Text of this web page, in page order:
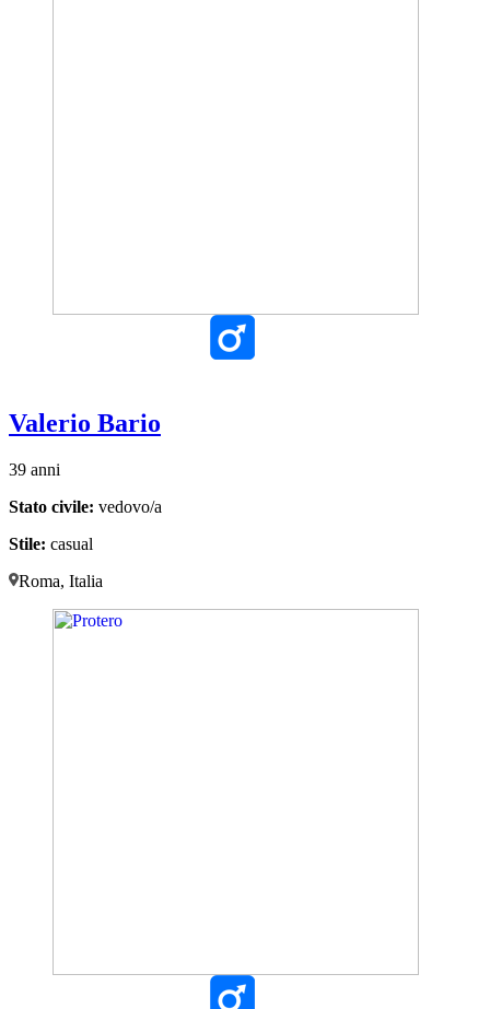
Valerio Bario
39 anni
Stato civile: vedovo/a
Stile: casual
Roma, Italia